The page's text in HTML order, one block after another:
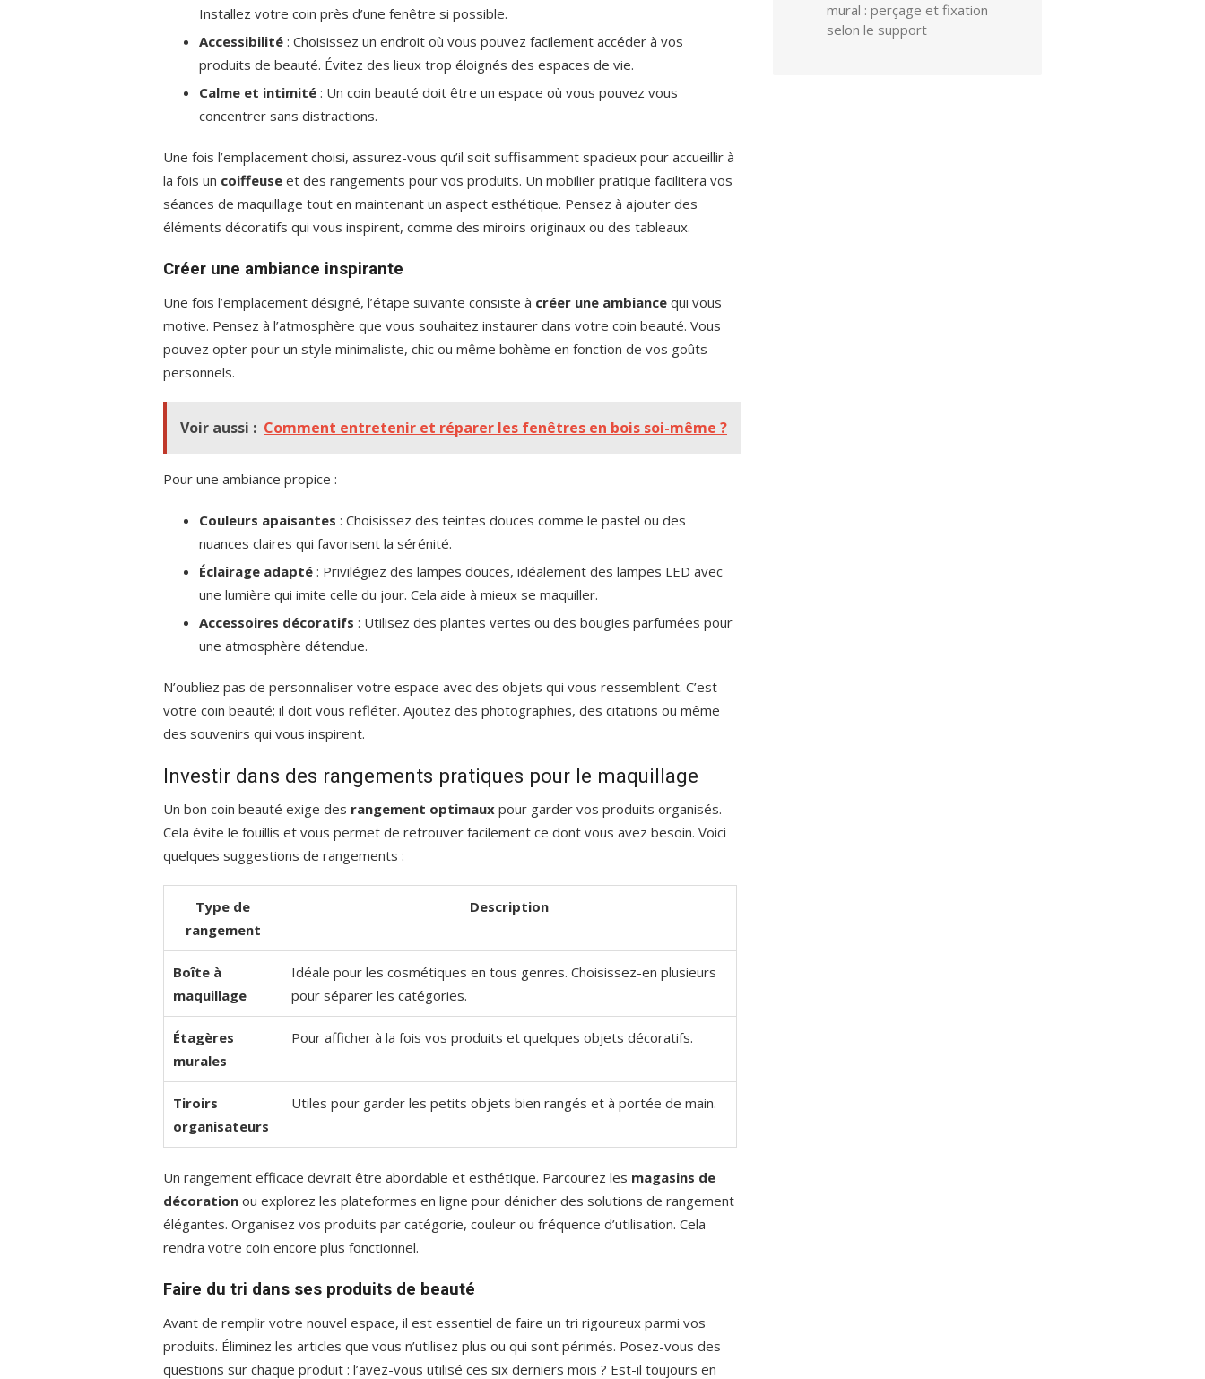
Installez votre coin près d’une fenêtre si possible.
Accessibilité : Choisissez un endroit où vous pouvez facilement accéder à vos
produits de beauté. Évitez des lieux trop éloignés des espaces de vie.
Calme et intimité : Un coin beauté doit être un espace où vous pouvez vous
concentrer sans distractions.
Une fois l’emplacement choisi, assurez-vous qu’il soit suffisamment spacieux pour accueillir à
la fois un coiffeuse et des rangements pour vos produits. Un mobilier pratique facilitera vos
séances de maquillage tout en maintenant un aspect esthétique. Pensez à ajouter des
éléments décoratifs qui vous inspirent, comme des miroirs originaux ou des tableaux.
Créer une ambiance inspirante
Une fois l’emplacement désigné, l’étape suivante consiste à créer une ambiance qui vous
motive. Pensez à l’atmosphère que vous souhaitez instaurer dans votre coin beauté. Vous
pouvez opter pour un style minimaliste, chic ou même bohème en fonction de vos goûts
personnels.
Voir aussi : Comment entretenir et réparer les fenêtres en bois soi-même ?
Pour une ambiance propice :
Couleurs apaisantes : Choisissez des teintes douces comme le pastel ou des
nuances claires qui favorisent la sérénité.
Éclairage adapté : Privilégiez des lampes douces, idéalement des lampes LED avec
une lumière qui imite celle du jour. Cela aide à mieux se maquiller.
Accessoires décoratifs : Utilisez des plantes vertes ou des bougies parfumées pour
une atmosphère détendue.
N’oubliez pas de personnaliser votre espace avec des objets qui vous ressemblent. C’est
votre coin beauté; il doit vous refléter. Ajoutez des photographies, des citations ou même
des souvenirs qui vous inspirent.
Investir dans des rangements pratiques pour le maquillage
Un bon coin beauté exige des rangement optimaux pour garder vos produits organisés.
Cela évite le fouillis et vous permet de retrouver facilement ce dont vous avez besoin. Voici
quelques suggestions de rangements :
Type de
rangement
Description
Boîte à
maquillage
Idéale pour les cosmétiques en tous genres. Choisissez-en plusieurs
pour séparer les catégories.
Étagères
murales
Pour afficher à la fois vos produits et quelques objets décoratifs.
Tiroirs
organisateurs
Utiles pour garder les petits objets bien rangés et à portée de main.
Un rangement efficace devrait être abordable et esthétique. Parcourez les magasins de
décoration ou explorez les plateformes en ligne pour dénicher des solutions de rangement
élégantes. Organisez vos produits par catégorie, couleur ou fréquence d’utilisation. Cela
rendra votre coin encore plus fonctionnel.
Faire du tri dans ses produits de beauté
Avant de remplir votre nouvel espace, il est essentiel de faire un tri rigoureux parmi vos
produits. Éliminez les articles que vous n’utilisez plus ou qui sont périmés. Posez-vous des
questions sur chaque produit : l’avez-vous utilisé ces six derniers mois ? Est-il toujours en
mural : perçage et fixation
selon le support